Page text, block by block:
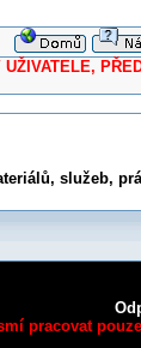
PŘED
služeb,
pracovat